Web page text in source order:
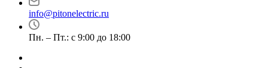
info@pitonelectric.ru
Пн. – Пт.: с 9:00 до 18:00